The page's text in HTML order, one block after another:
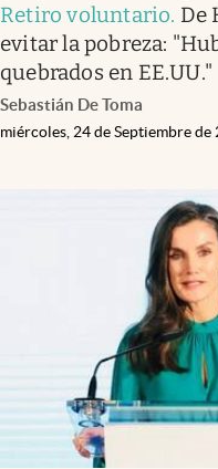
Retiro voluntario. De
evitar la pobreza:
quebrados en EE.UU."
Sebastián De Toma
miércoles, 24 de Septiembre de